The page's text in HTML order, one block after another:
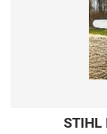
STIHL